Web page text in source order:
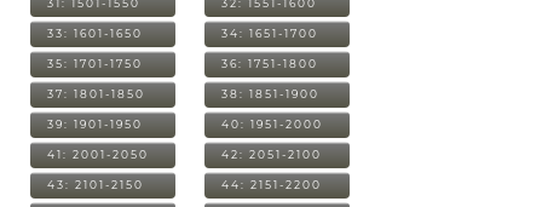
31: 1501-1550 32: 1551-1600
33: 1601-1650 34: 1651-1700
35: 1701-1750 36: 1751-1800
37: 1801-1850 38: 1851-1900
39: 1901-1950 40: 1951-2000
41: 2001-2050 42: 2051-2100
43: 2101-2150 44: 2151-2200